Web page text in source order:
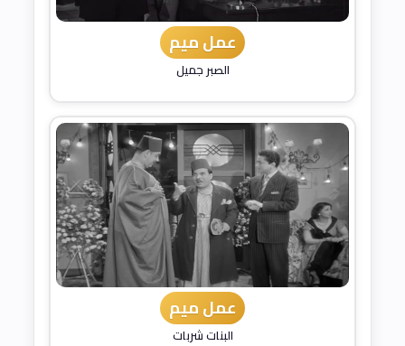
عمل ميم
الصبر جميل
عمل ميم
البنات شربات